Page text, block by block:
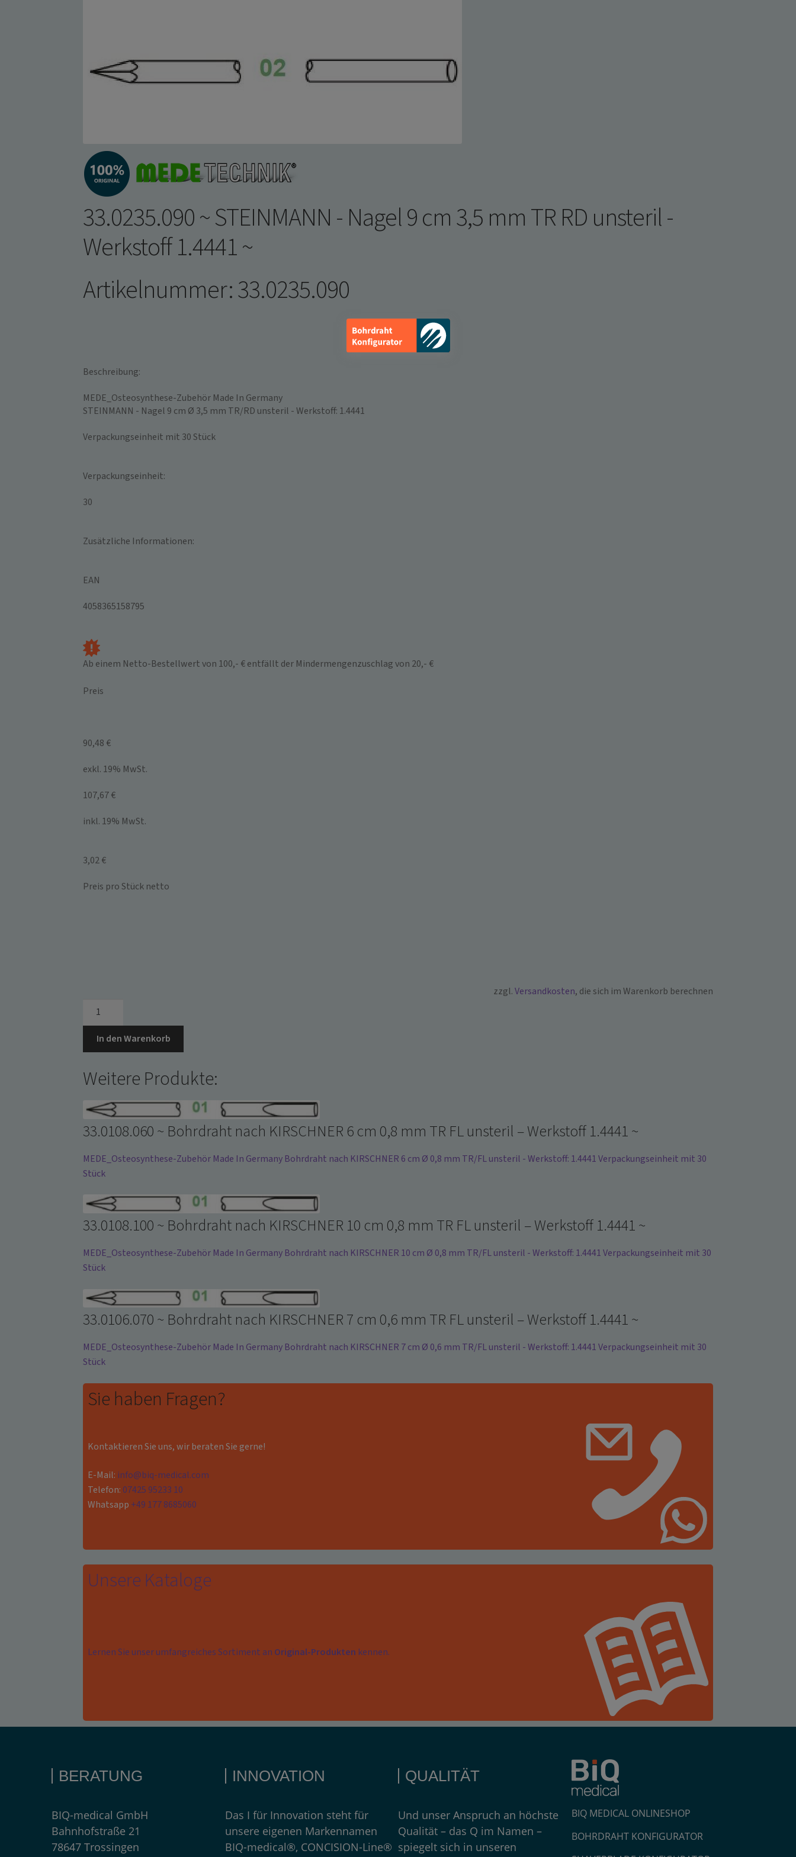
33.0235.090 ~ STEINMANN - Nagel 9 cm 3,5 mm TR RD unsteril -
Werkstoff 1.4441 ~
Artikelnummer: 33.0235.090
Beschreibung:
MEDE_Osteosynthese-Zubehör Made In Germany
STEINMANN - Nagel 9 cm Ø 3,5 mm TR/RD unsteril - Werkstoff: 1.4441
Verpackungseinheit mit 30 Stück
Verpackungseinheit:
30
Zusätzliche Informationen:
EAN
4058365158795
Ab einem Netto-Bestellwert von 100,- € entfällt der Mindermengenzuschlag von 20,- €
Preis
90,48 €
exkl. 19% MwSt.
107,67 €
inkl. 19% MwSt.
3,02 €
Preis pro Stück netto
zzgl.Versandkosten, die sich im Warenkorb berechnen
33.0235.090
STEINMANN
-
9
3,5
mm
TR
RD
unsteril
Werkstoff
1.4441
~
In den Warenkorb
Weitere Produkte:
33.0108.060 ~ Bohrdraht nach KIRSCHNER 6 cm 0,8 mm TR FL unsteril – Werkstoff 1.4441 ~
MEDE_Osteosynthese-Zubehör Made In Germany Bohrdraht nach KIRSCHNER 6 cm Ø 0,8 mm TR/FL unsteril - Werkstoff: 1.4441 Verpackungseinheit mit 30
Stück
33.0108.100 ~ Bohrdraht nach KIRSCHNER 10 cm 0,8 mm TR FL unsteril – Werkstoff 1.4441 ~
MEDE_Osteosynthese-Zubehör Made In Germany Bohrdraht nach KIRSCHNER 10 cm Ø 0,8 mm TR/FL unsteril - Werkstoff: 1.4441 Verpackungseinheit mit 30
Stück
33.0106.070 ~ Bohrdraht nach KIRSCHNER 7 cm 0,6 mm TR FL unsteril – Werkstoff 1.4441 ~
MEDE_Osteosynthese-Zubehör Made In Germany Bohrdraht nach KIRSCHNER 7 cm Ø 0,6 mm TR/FL unsteril - Werkstoff: 1.4441 Verpackungseinheit mit 30
Stück
Sie haben Fragen?
Kontaktieren Sie uns, wir beraten Sie gerne!
E-Mail: info@biq-medical.com
Telefon: 07425 95233 10
Whatsapp +49 177 8685060
Unsere Kataloge
Lernen Sie unser umfangreiches Sortiment an Original-Produkten kennen.
BERATUNG
BIQ-medical GmbH
Bahnhofstraße 21
78647 Trossingen
INNOVATION
Das I für Innovation steht für
unsere eigenen Markennamen
BIQ-medical®, CONCISION-Line®
QUALITÄT
Und unser Anspruch an höchste
Qualität – das Q im Namen –
spiegelt sich in unseren
BIQ MEDICAL ONLINESHOP
BOHRDRAHT KONFIGURATOR
woocommerce_items_in_cart,
Cookie Laufzeit
2 Tage, Session
Name
Cookie Name
_ga,_gid